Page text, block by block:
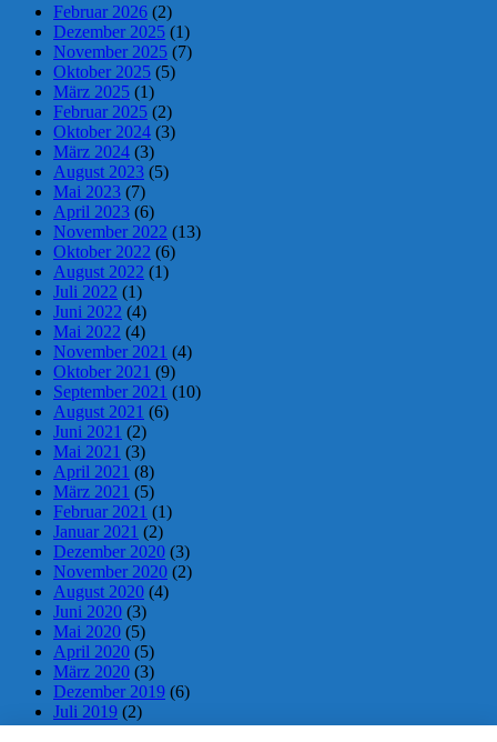
Februar 2026 (2)
Dezember 2025 (1)
November 2025 (7)
Oktober 2025 (5)
März 2025 (1)
Februar 2025 (2)
Oktober 2024 (3)
März 2024 (3)
August 2023 (5)
Mai 2023 (7)
April 2023 (6)
November 2022 (13)
Oktober 2022 (6)
August 2022 (1)
Juli 2022 (1)
Juni 2022 (4)
Mai 2022 (4)
November 2021 (4)
Oktober 2021 (9)
September 2021 (10)
August 2021 (6)
Juni 2021 (2)
Mai 2021 (3)
April 2021 (8)
März 2021 (5)
Februar 2021 (1)
Januar 2021 (2)
Dezember 2020 (3)
November 2020 (2)
August 2020 (4)
Juni 2020 (3)
Mai 2020 (5)
April 2020 (5)
März 2020 (3)
Dezember 2019 (6)
Juli 2019 (2)
Juni 2019(2)